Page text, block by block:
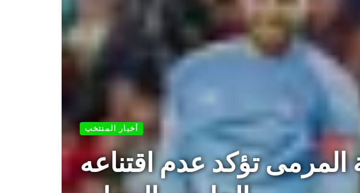
أخبار المنتخب
تؤكد عدم اقتناعه